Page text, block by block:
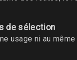
de sélection
usage ni au